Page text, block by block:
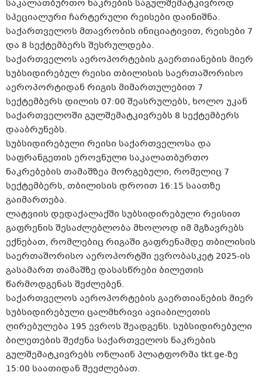
საკალათბურთო ნაკრების საგულშემატკივროდ
სპეციალური ჩარტერული რეისები დაინიშნა.
საქართველოს მთავრობის ინიციატივით, რეისები 7
და 8 სექტემბერს შესრულდება.
საქართველოს აეროპორტების გაერთიანების მიერ
სუბსიდირებულ რეისი თბილისის საერთაშორისო
აეროპორტიდან რიგის მიმართულებით 7
სექტემბერს დილის 07:00 შეასრულებს, ხოლო უკან
საქართველოში გულშემატკივრებს 8 სექტემბერს
დააბრუნებს.
სუბსიდირებული რეისი საქართველოსა და
საფრანგეთის ეროვნული საკალათბურთო
ნაკრებების თამაშზეა მორგებული, რომელიც 7
სექტემბერს, თბილისის დროით 16:15 საათზე
გაიმართება.
ლატვიის დედაქალაქში სუბსიდირებული რეისით
გაფრენის შესაძლებლობა მხოლოდ იმ მგზავრებს
ექნებათ, რომლებიც რიგაში გაფრენამდე თბილისის
საერთაშორისო აეროპორტში ევრობასკეტ 2025-ის
გასამართ თამაშზე დასასწრები ბილეთის
წარმოდგენას შეძლებენ.
საქართველოს აეროპორტების გაერთიანების მიერ
სუბსიდირებული ცალმხრივი ავიაბილეთის
ღირებულება 195 ევროს შეადგენს. სუბსიდირებული
ბილეთების შეძენა საქართველოს ნაკრების
გულშემატკივრებს ონლაინ პლატფორმა tkt.ge-ზე
15:00 საათიდან შეეძლებათ.